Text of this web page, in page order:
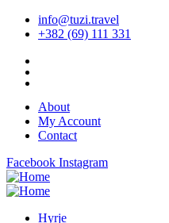
info@tuzi.travel
+382 (69) 111 331
About
My Account
Contact
Facebook Instagram
Hyrje